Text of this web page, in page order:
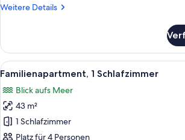
anzeigen
Weitere Details
Weitere
Studio
(Double
or
Alle
Fotos
für
Familienapartment,
Schlafzimmer
Ein
28
Familienapartment, 1 Schlafzimmer
Blick aufs Meer
43 m²
1 Schlafzimmer
Platz für 4 Personen